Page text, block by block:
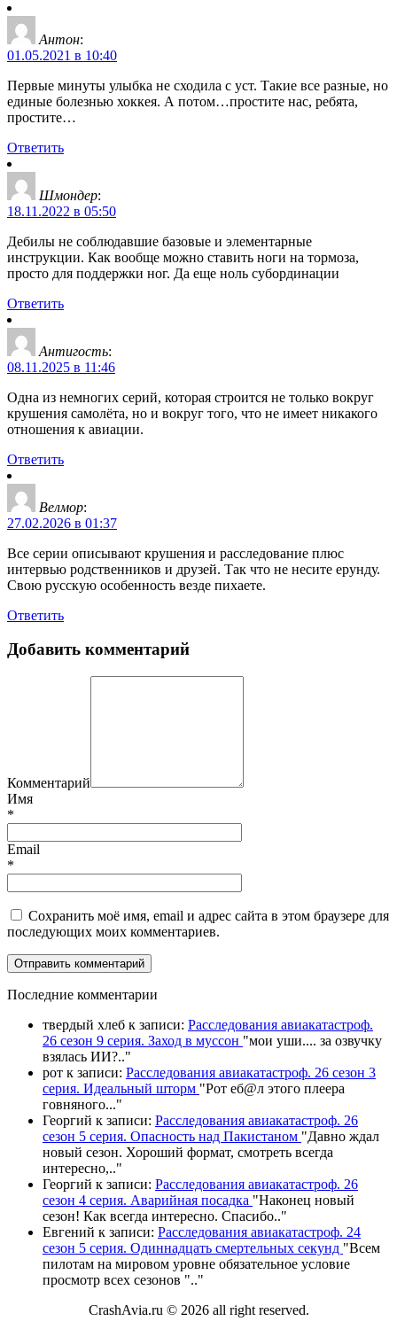
Антон:
01.05.2021 в 10:40
Первые минуты улыбка не сходила с уст. Такие все разные, но
единые болезнью хоккея. А потом…простите нас, ребята,
простите…
Ответить
Шмондер:
18.11.2022 в 05:50
Дебилы не соблюдавшие базовые и элементарные
инструкции. Как вообще можно ставить ноги на тормоза,
просто для поддержки ног. Да еще ноль субординации
Ответить
Антигость:
08.11.2025 в 11:46
Одна из немногих серий, которая строится не только вокруг
крушения самолёта, но и вокруг того, что не имеет никакого
отношения к авиации.
Ответить
Велмор:
27.02.2026 в 01:37
Все серии описывают крушения и расследование плюс
интервью родственников и друзей. Так что не несите ерунду.
Свою русскую особенность везде пихаете.
Ответить
Добавить комментарий
Комментарий
Имя
*
Email
*
Сохранить моё имя, email и адрес сайта в этом браузере для
последующих моих комментариев.
Последние комментарии
твердый хлеб к записи: Расследования авиакатастроф.
26 сезон 9 серия. Заход в муссон "мои уши.... за озвучку
взялась ИИ?.."
рот к записи: Расследования авиакатастроф. 26 сезон 3
серия. Идеальный шторм "Рот еб@л этого плеера
говняного..."
Георгий к записи: Расследования авиакатастроф. 26
сезон 5 серия. Опасность над Пакистаном "Давно ждал
новый сезон. Хороший формат, смотреть всегда
интересно,.."
Георгий к записи: Расследования авиакатастроф. 26
сезон 4 серия. Аварийная посадка "Наконец новый
сезон! Как всегда интересно. Спасибо.."
Евгений к записи: Расследования авиакатастроф. 24
сезон 5 серия. Одиннадцать смертельных секунд "Всем
пилотам на мировом уровне обязательное условие
просмотр всех сезонов ".."
CrashAvia.ru © 2026 all right reserved.